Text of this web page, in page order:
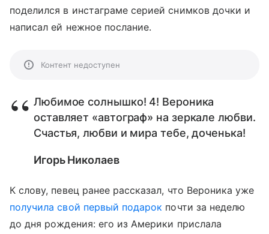
поделился в инстаграме серией снимков дочки и
написал ей нежное послание.
Контент недоступен
Любимое солнышко! 4! Вероника
оставляет «автограф» на зеркале любви.
Счастья, любви и мира тебе, доченька!
Игорь Николаев
К слову, певец ранее рассказал, что Вероника уже
получила свой первый подарок почти за неделю
до дня рождения: его из Америки прислала